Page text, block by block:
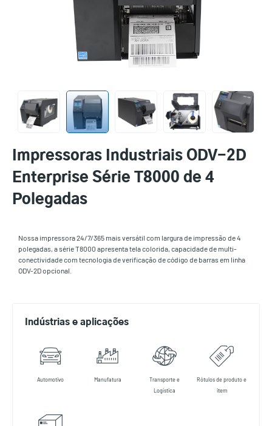
Impressoras Industriais ODV-2D
Enterprise Série T8000 de 4
Polegadas
Nossa impressora 24/7/365 mais versátil com largura de impressão de 4
polegadas, a série T8000 apresenta tela colorida, capacidade de multi-
conectividade com tecnologia de verificação de código de barras em linha
ODV-2D opcional.
Indústrias e aplicações
Automotivo Manufatura
Transporte e
Logística
Rótulos de produto e
item